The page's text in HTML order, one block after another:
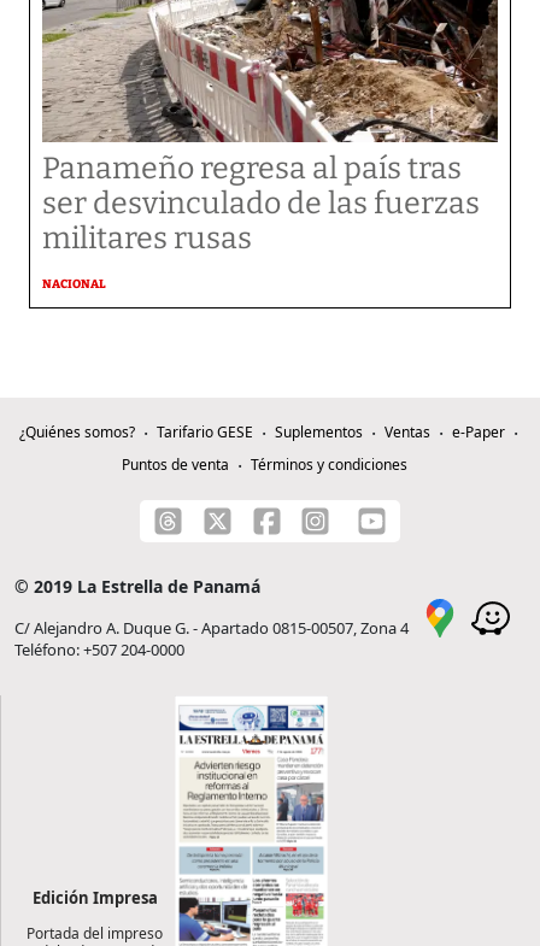
Panameño regresa al país tras
ser desvinculado de las fuerzas
militares rusas
NACIONAL
¿Quiénes somos? Tarifario GESE Suplementos Ventas
e-Paper
Puntos de venta
Términos y condiciones
© 2019 La Estrella de Panamá
C/ Alejandro A. Duque G. - Apartado 0815-00507, Zona 4
Teléfono: +507 204-0000
Edición Impresa
Portada del impreso